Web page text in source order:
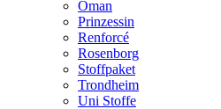
Oman
Prinzessin
Renforcé
Rosenborg
Stoffpaket
Trondheim
Uni Stoffe